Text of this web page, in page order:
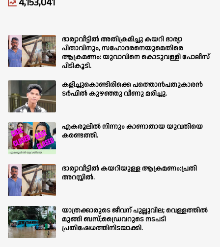
ഭാര്യാവീട്ടിൽ അതിക്രമിച്ചു കയറി ഭാര്യാ
പിതാവിനും, സഹോദരനെയുമെതിരെ
ആക്രമണം: യുവാവിനെ കൊടുവള്ളി പോലീസ്
പിടികൂടി.
കളിച്ചുകൊണ്ടിരിക്കെ പത്തൊൻപതുകാരൻ
ടർഫിൽ കുഴഞ്ഞു വീണു മരിച്ചു.
എകരൂലിൽ നിന്നും കാണാതായ യുവതിയെ
കണ്ടെത്തി.
ഭാര്യാവീട്ടിൽ കയറിയുള്ള ആക്രമണം:പ്രതി
അറസ്റ്റിൽ.
യാത്രക്കാരുടെ ജീവന് പുല്ലുവില; വെള്ളത്തിൽ
മുങ്ങി ബസ്;ഡ്രൈവറുടെ നടപടി
പ്രതിഷേധത്തിനിടയാക്കി.